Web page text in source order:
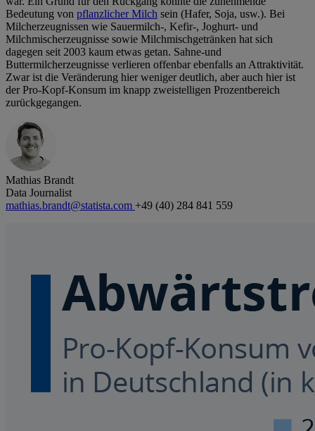
Bedeutung von pflanzlicher Milch sein (Hafer, Soja, usw.). Bei
Milcherzeugnissen wie Sauermilch-, Kefir-, Joghurt- und
Milchmischerzeugnisse sowie Milchmischgetränken hat sich
dagegen seit 2003 kaum etwas getan. Sahne-und
Buttermilcherzeugnisse verlieren offenbar ebenfalls an Attraktivität.
Zwar ist die Veränderung hier weniger deutlich, aber auch hier ist
der Pro-Kopf-Konsum im knapp zweistelligen Prozentbereich
zurückgegangen.
Mathias Brandt
Data Journalist
mathias.brandt@statista.com +49 (40) 284 841 559